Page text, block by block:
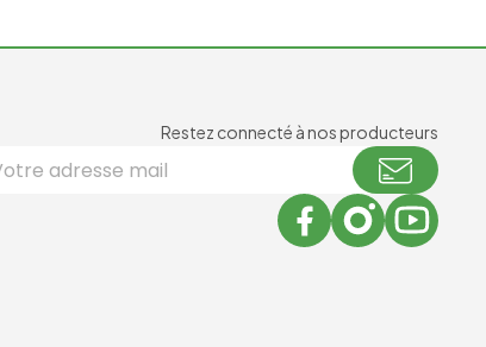
Restez connecté à nos producteurs
adresse email